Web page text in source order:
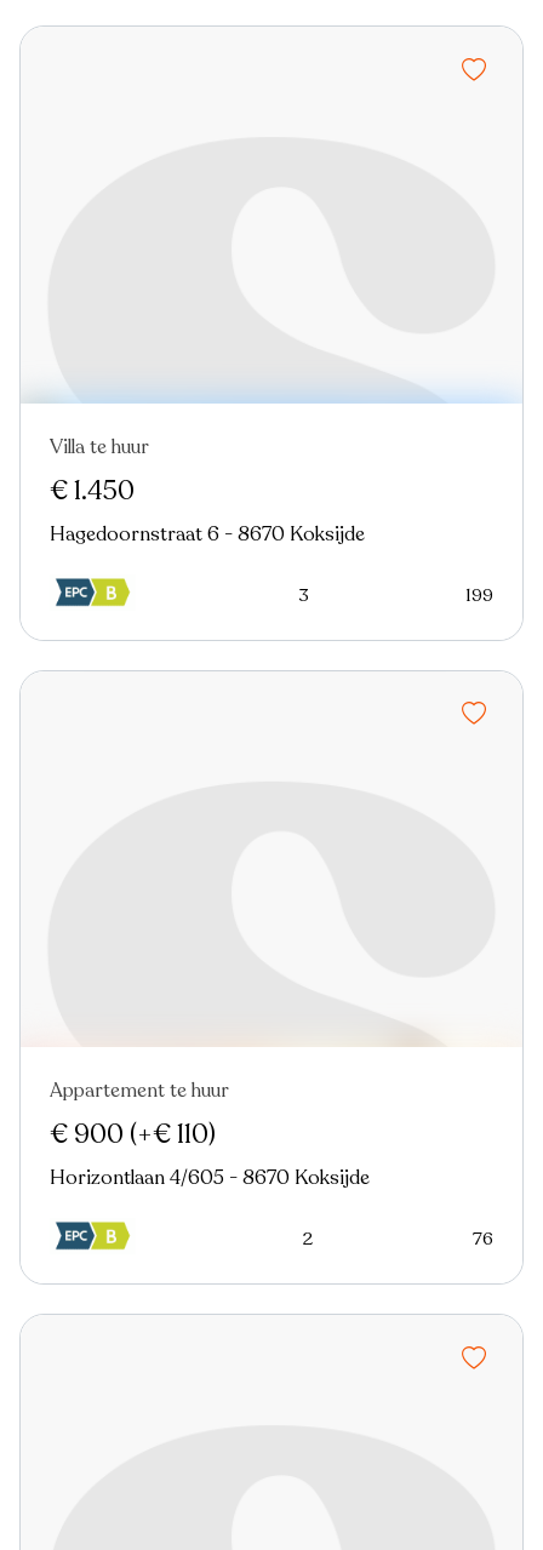
Villa te huur
€ 1.450
Hagedoornstraat 6 - 8670 Koksijde
3 199
Appartement te huur
€ 900 (+€ 110)
Horizontlaan 4/605 - 8670 Koksijde
2 76